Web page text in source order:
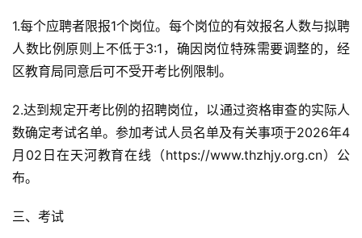
1.每个应聘者限报1个岗位。每个岗位的有效报名人数与拟聘
人数比例原则上不低于3:1，确因岗位特殊需要调整的，经
区教育局同意后可不受开考比例限制。
2.达到规定开考比例的招聘岗位，以通过资格审查的实际人
数确定考试名单。参加考试人员名单及有关事项于2026年4
月02日在天河教育在线（https://www.thzhjy.org.cn）公
布。
三、考试